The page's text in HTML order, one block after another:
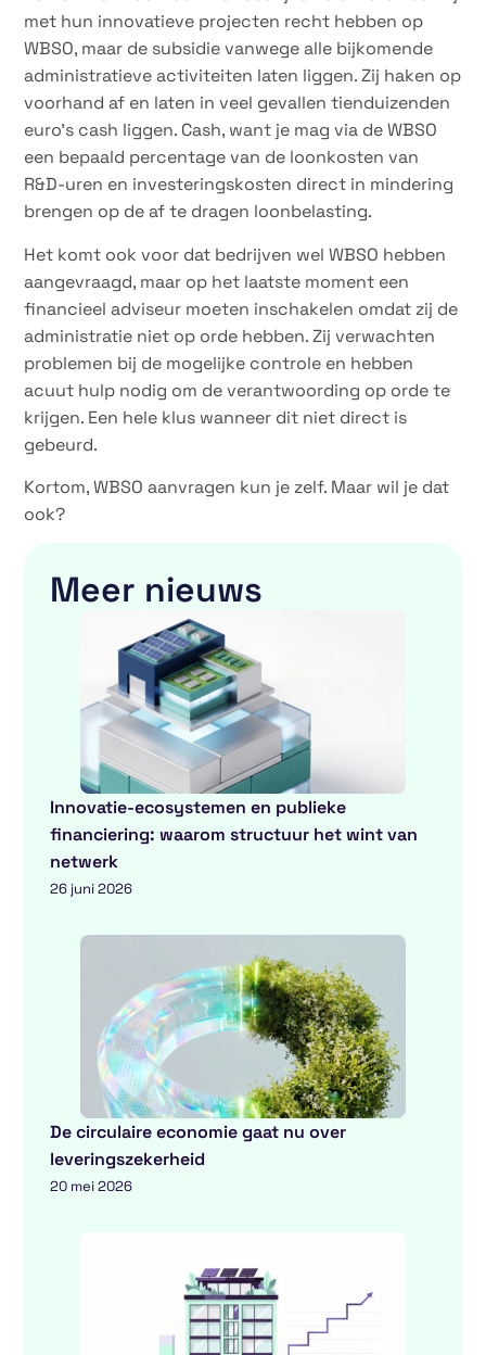
met hun innovatieve projecten recht hebben op
WBSO, maar de subsidie vanwege alle bijkomende
administratieve activiteiten laten liggen. Zij haken op
voorhand af en laten in veel gevallen tienduizenden
euro’s cash liggen. Cash, want je mag via de WBSO
een bepaald percentage van de loonkosten van
R&D-uren en investeringskosten direct in mindering
brengen op de af te dragen loonbelasting.
Het komt ook voor dat bedrijven wel WBSO hebben
aangevraagd, maar op het laatste moment een
financieel adviseur moeten inschakelen omdat zij de
administratie niet op orde hebben. Zij verwachten
problemen bij de mogelijke controle en hebben
acuut hulp nodig om de verantwoording op orde te
krijgen. Een hele klus wanneer dit niet direct is
gebeurd.
Kortom, WBSO aanvragen kun je zelf. Maar wil je dat
ook?
Meer nieuws
Innovatie-ecosystemen en publieke
financiering: waarom structuur het wint van
netwerk
26 juni 2026
De circulaire economie gaat nu over
leveringszekerheid
20 mei 2026